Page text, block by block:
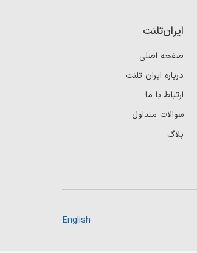
ایران‌تلنت
صفحه اصلی
درباره ایران تلنت
ارتباط با ما
سوالات متداول
بلاگ
English